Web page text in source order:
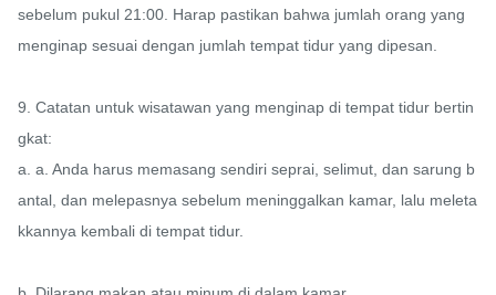
sebelum pukul 21:00. Harap pastikan bahwa jumlah orang yang
menginap sesuai dengan jumlah tempat tidur yang dipesan.
9. Catatan untuk wisatawan yang menginap di tempat tidur bertin
gkat:
a. a. Anda harus memasang sendiri seprai, selimut, dan sarung b
antal, dan melepasnya sebelum meninggalkan kamar, lalu meleta
kkannya kembali di tempat tidur.